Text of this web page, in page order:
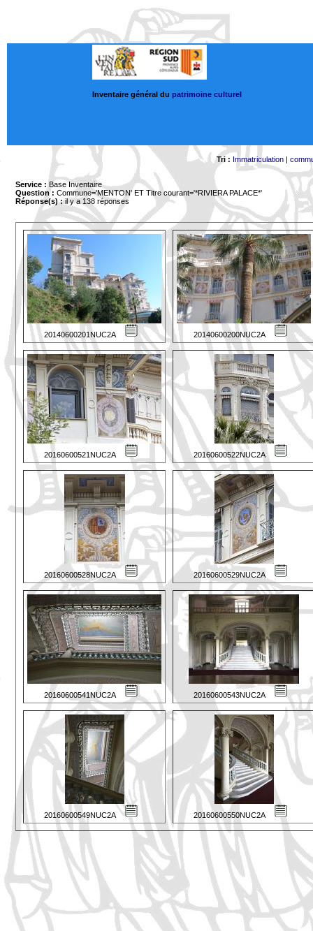
Inventaire général du patrimoine culturel
Tri : Immatriculation|
Service : Base Inventaire
Question : Commune='MENTON' ET Titre courant='*RIVIERA PALACE*'
Réponse(s) :il y a 138 réponses
20140600201NUC2A 20140600200NUC2A
20160600521NUC2A 20160600522NUC2A
20160600528NUC2A 20160600529NUC2A
20160600541NUC2A 20160600543NUC2A
20160600549NUC2A 20160600550NUC2A